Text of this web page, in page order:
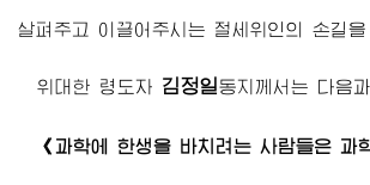
살펴주고 이끌어주시는 절세위인 의 손길
위대한 령도자 김정일동지 께서는 다음
《과학에 한생을 바치려는 사람들은